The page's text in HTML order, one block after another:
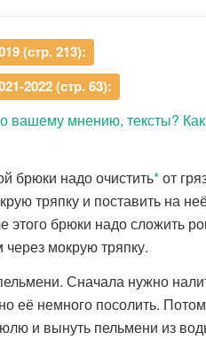
(стр. 213):
2022 (стр. 63):
вашему мнению, тексты?
брюки надо очистить*от
тряпку и поставить на
этого брюки надо сложить
через мокрую тряпку.
Сначала нужно
её немного посолить.
и вынуть пельмени из